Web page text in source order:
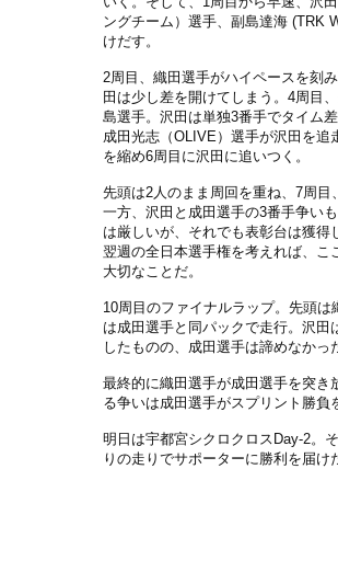
ングチーム）選手、副島達海 (TRK
けだす。
2周目、織田選手がハイペースを刻
田は少し差を開けてしまう。4周目
島選手。沢田は単独3番手でタイム
成田光志（OLIVE）選手が沢田を
を縮め6周目に沢田に追いつく。
先頭は2人のまま周回を重ね、7周目
一方、沢田と成田選手の3番手争い
は厳しいが、それでも表彰台は獲得
翌週の全日本選手権を考えれば、こ
大切なことだ。
10周目のファイナルラップ。先頭は
は成田選手と同パックで走行。沢
したものの、成田選手は諦めなかっ
最終的に織田選手が成田選手を突き
る争いは成田選手がスプリント勝負
明日は宇都宮シクロクロスDay-2。
りの走りでサポーターに勝利を届け